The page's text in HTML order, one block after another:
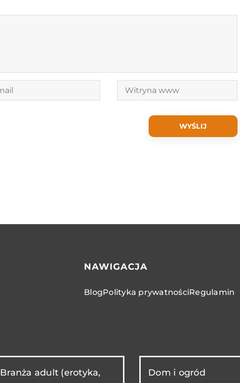
NAWIGACJA
BlogPolityka prywatnościRegulamin
Branża adult (erotyka,
Dom i ogród